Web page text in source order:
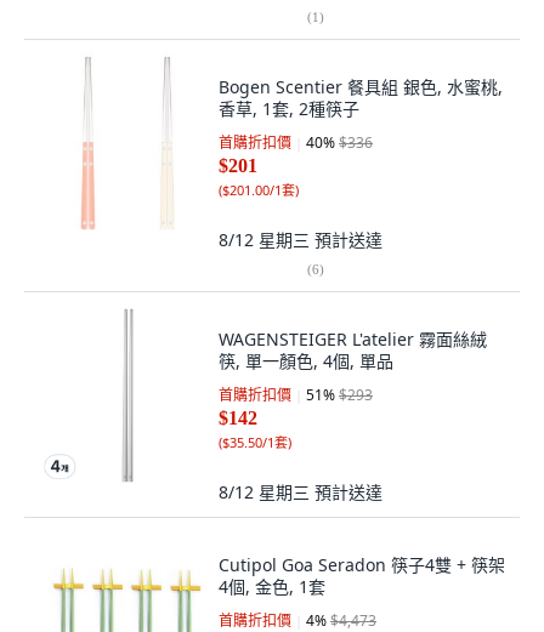
(1)
Bogen Scentier 餐具組 銀色, 水蜜桃,
香草, 1套, 2種筷子
首購折扣價 40%$336
$201
($201.00/1套)
8/12 星期三 預計送達
(6)
WAGENSTEIGER L'atelier 霧面絲絨
筷, 單一顏色, 4個, 單品
首購折扣價 51%$293
$142
($35.50/1套)
8/12 星期三 預計送達
Cutipol Goa Seradon 筷子4雙 + 筷架
4個, 金色, 1套
首購折扣價 4%$4,473